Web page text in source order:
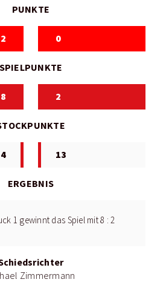
PUNKTE
2 0
SPIELPUNKTE
8 2
13
ERGEBNIS
1 gewinnt das Spiel mit 8 : 2
Zimmermann